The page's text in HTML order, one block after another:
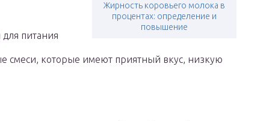
Жирность коровьего молока в
процентах: определение и
повышение
питания
смеси, которые имеют приятный вкус, низкую